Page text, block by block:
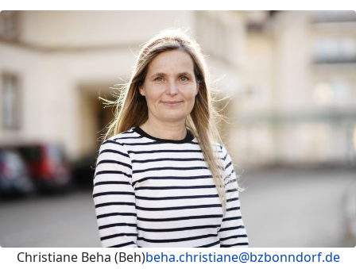
Christiane Beha (Beh)beha.christiane@bzbonndorf.de